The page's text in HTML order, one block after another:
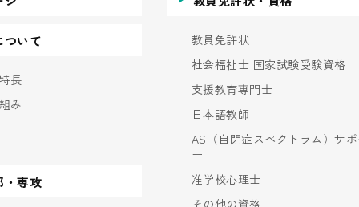
ついて
長
み
・専攻
教員免許状
社会福祉士 国家試験受験資格
支援教育専門士
日本語教師
AS（自閉症スペクトラム）サ
ー
准学校心理士
その他の資格